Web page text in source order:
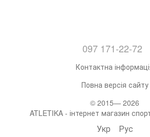
097 171-22-72
Контактна
Повна версія сайту
© 2015— 2026
ATLETIKA - інтернет магазин
Укр Рус